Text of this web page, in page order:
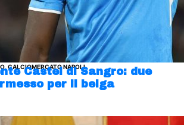
CALCIOMERCATO NAPOLI
Castel di Sangro: due
per il belga